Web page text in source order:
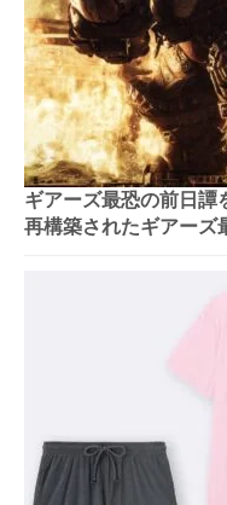
ギアーズ最恐の前日譚
再構築されたギアーズ